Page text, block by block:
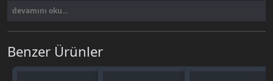
devamını oku...
Benzer Ürünler